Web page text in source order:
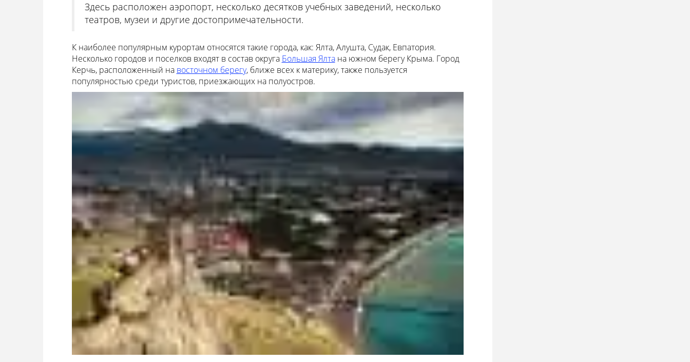
Здесь расположен аэропорт, несколько десятков учебных заведений, несколько
театров, музеи и другие достопримечательности.
К наиболее популярным курортам относятся такие города, как: Ялта, Алушта, Судак, Евпатория.
Несколько городов и поселков входят в состав округа Большая Ялтана южном берегу Крыма. Город
Керчь, расположенный на восточном берегу, ближе всех к материку, также пользуется
популярностью среди туристов, приезжающих на полуостров.